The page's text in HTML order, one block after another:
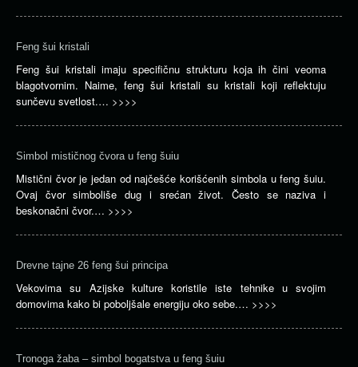
Feng šui kristali
Feng šui kristali imaju specifičnu strukturu koja ih čini veoma
blagotvornim. Naime, feng šui kristali su kristali koji reflektuju
sunčevu svetlost.… >>>>
Simbol mističnog čvora u feng šuiu
Mistični čvor je jedan od najčešće korišćenih simbola u feng šuiu.
Ovaj čvor simboliše dug i srećan život. Često se naziva i
beskonačni čvor.… >>>>
Drevne tajne 26 feng šui principa
Vekovima su Azijske kulture koristile iste tehnike u svojim
domovima kako bi poboljšale energiju oko sebe.… >>>>
Tronoga žaba – simbol bogatstva u feng šuiu